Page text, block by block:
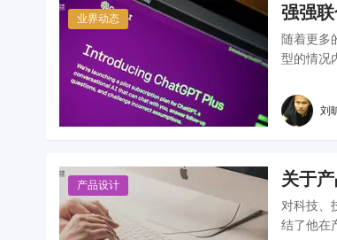
业界动态 强强
随着更多
型的情况
刘
产品设计 关于
对科技、
结了他在